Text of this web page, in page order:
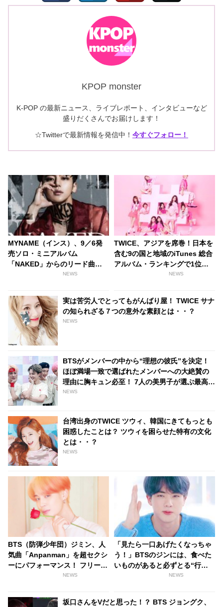
KPOP monster
K-POP の最新ニュース、ライブレポート、インタビューなど
盛りだくさんでお届けします！
☆Twitterで最新情報を発信中！ 今すぐフォロー！
MYNAME（インス）、9／6発
売ソロ・ミニアルバム
「NAKED」からのリード曲
「NAKED LOVE」MV公開！ ジ
NEWS
TWICE、アジアを席巻！日本を
含む9の国と地域のiTunes 総合
アルバム・ランキングで1位獲
NEWS
実は苦労人でとってもがんばり屋！ TWICE サナ
の知られざる７つの意外な素顔とは・・？
NEWS
BTSがメンバーの中から“理想の彼氏”を決定！
ほぼ満場一致で選ばれたメンバーへの大絶賛の
理由に胸キュン必至！ 7人の美男子が選ぶ最高の
男とは？「彼女にも優しくしてくれると思う」
NEWS
台湾出身のTWICE ツウィ、韓国にきてもっとも
困惑したことは？ ツウィを困らせた特有の文化
とは・・？
NEWS
BTS（防弾少年団）ジミン、人
気曲「Anpanman」を超セクシ
ーにパフォーマンス！ フリース
タイルのホットなダンスにファ
NEWS
「見たら一口あげたくなっちゃ
う！」BTSのジンには、食べた
いものがあると必ずとる“行
動”があった！ メンバーも思わ
行動とは？
NEWS
坂口さんをVだと思った！？ BTS ジョングク、